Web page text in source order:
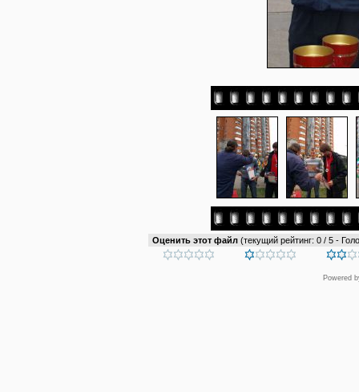
Оценить этот файл (текущий рейтинг: 0 / 5 -
Powered